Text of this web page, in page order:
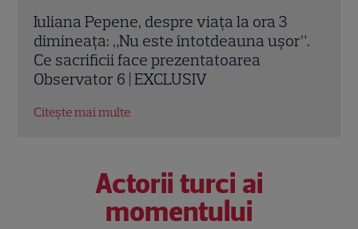
Poftiți pe la noi – Poftiți la întrecere, 27
iulie 2026: Iulia Albu, Victor Slav și Selina
intră în competiție. Ce surpriză le
pregătește Nea Mărin
Citește mai multe
Actorii turci ai
momentului